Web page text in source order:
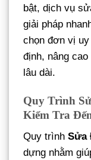
bật, dịch vụ
giải pháp
chọn đơn vị
định, nâng
lâu dài.
Quy Trình
Kiểm Tra
Quy trình Sửa
dựng nhằm